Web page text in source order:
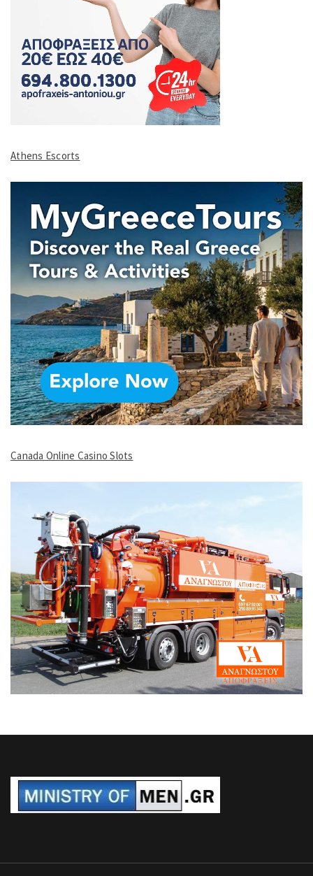
Athens Escorts
Canada Online Casino Slots